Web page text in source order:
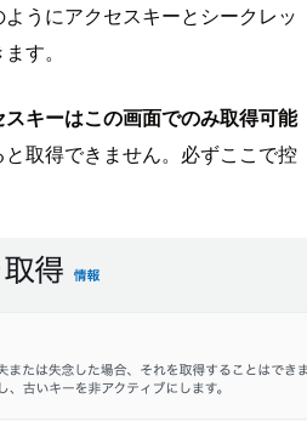
うにアクセスキーとシークレッ
す。
キーはこの画面でのみ取得可能
取得できません。必ずここで控